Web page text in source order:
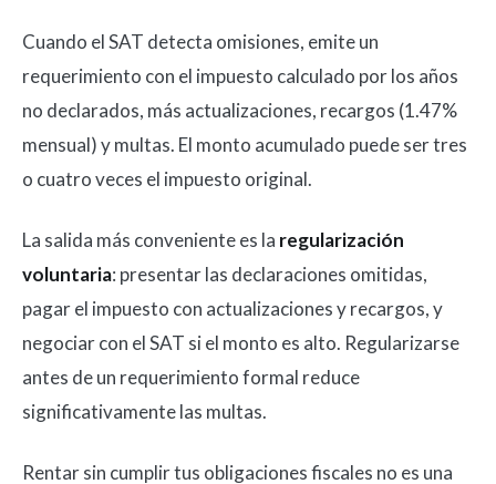
Cuando el SAT detecta omisiones, emite un
requerimiento con el impuesto calculado por los años
no declarados, más actualizaciones, recargos (1.47%
mensual) y multas. El monto acumulado puede ser tres
o cuatro veces el impuesto original.
La salida más conveniente es la regularización
voluntaria: presentar las declaraciones omitidas,
pagar el impuesto con actualizaciones y recargos, y
negociar con el SAT si el monto es alto. Regularizarse
antes de un requerimiento formal reduce
significativamente las multas.
Rentar sin cumplir tus obligaciones fiscales no es una